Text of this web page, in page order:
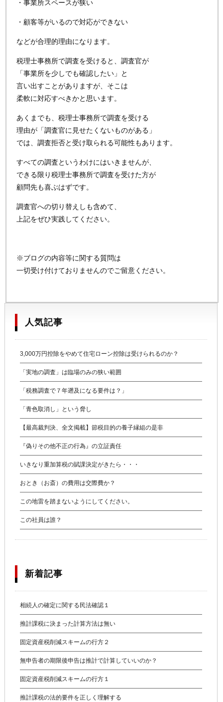
・事業所スペースが狭い
・顧客等がいるので対応ができない
などが合理的理由になります。
税理士事務所で調査を受けると、調査官が
「事業所を少しでも確認したい」と
言い出すことがありますが、そこは
柔軟に対応すべきかと思います。
あくまでも、税理士事務所で調査を受ける
理由が「調査官に見せたくないものがある」
では、調査拒否と受け取られる可能性もあります。
すべての調査というわけにはいきませんが、
できる限り税理士事務所で調査を受けた方が
顧問先も喜ぶはずです。
調査官への切り替えしも含めて、
上記をぜひ実践してください。
※ブログの内容等に関する質問は
一切受け付けておりませんのでご留意ください。
人気記事
3,000万円控除をやめて住宅ローン控除は受けられるのか？
「実地の調査」は臨場のみの狭い範囲
「税務調査で７年遡及になる要件は？」
「青色取消し」という脅し
【最高裁判決、全文掲載】節税目的の養子縁組の是非
『偽りその他不正の行為』の立証責任
いきなり重加算税の賦課決定がきたら・・・
おとき（お斎）の費用は交際費か？
この地雷を踏まないようにしてください。
この社員は誰？
新着記事
相続人の確定に関する民法確認１
推計課税に決まった計算方法は無い
固定資産税削減スキームの行方２
無申告者の期限後申告は推計で計算していいのか？
固定資産税削減スキームの行方１
推計課税の法的要件を正しく理解する